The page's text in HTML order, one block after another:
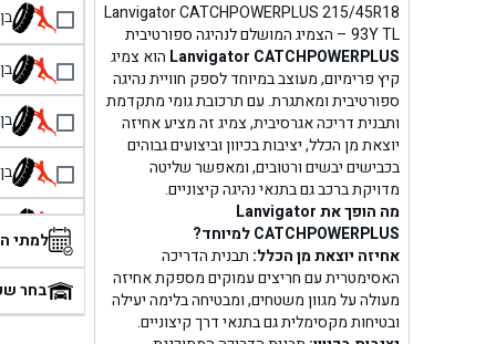
Lanvigator CATCHPOWERPLUS 215/45R18
93Y TL – הצמיג המושלם לנהיגה ספורטיבית
Lanvigator CATCHPOWERPLUS הוא צמיג
קיץ פרימיום, מעוצב במיוחד לספק חוויית נהיגה
ספורטיבית ומאתגרת. עם תרכובת גומי מתקדמת
ותבנית דריכה אגרסיבית, צמיג זה מציע אחיזה
יוצאת מן הכלל, יציבות בכיוון וביצועים גבוהים
בכבישים יבשים ורטובים, ומאפשר שליטה
מדויקת ברכב גם בתנאי נהיגה קיצוניים.
מה הופך את Lanvigator
CATCHPOWERPLUS למיוחד?
אחיזה יוצאת מן הכלל: תבנית הדריכה
האסימטרית עם חריצים עמוקים מספקת אחיזה
מעולה על מגוון משטחים, ומבטיחה בלימה יעילה
ובטיחות מקסימלית גם בתנאי דרך קיצוניים.
בן
בן
בן
בן
למתי
בחר